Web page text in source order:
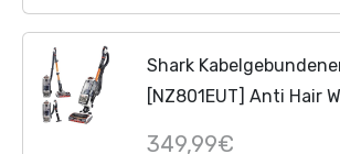
Shark
[NZ801EUT] Anti Hair
349,99€